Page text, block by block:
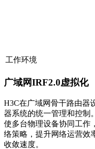
工作环境
广域网IRF2.0虚拟化
H3C在广域网骨干路由器
器系统的统一管理和控制
使多台物理设备协同工作
络策略，提升网络运营效
收敛速度。